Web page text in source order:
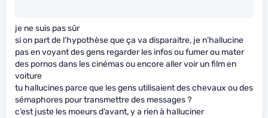
je ne suis pas sûr
si on part de l’hypothèse que ça va disparaitre, je n’hallucine
pas en voyant des gens regarder les infos ou fumer ou mater
des pornos dans les cinémas ou encore aller voir un film en
voiture
tu hallucines parce que les gens utilisaient des chevaux ou des
sémaphores pour transmettre des messages ?
c’est juste les moeurs d’avant, y a rien à halluciner